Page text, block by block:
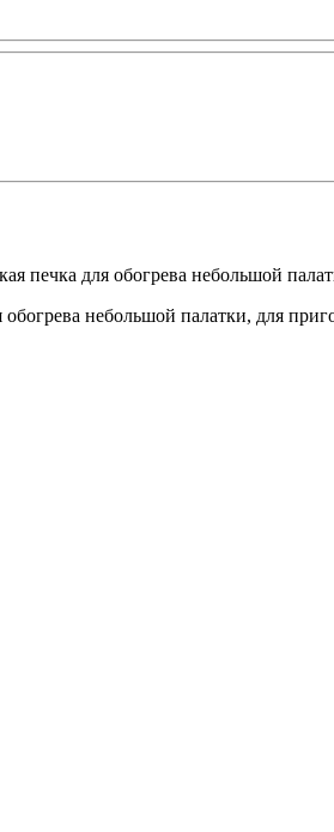
печка для обогрева небольшой
небольшой палатки, для